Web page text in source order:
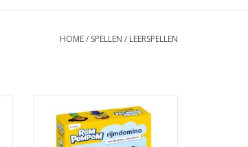
HOME/ SPELLEN / LEERSPELLEN
TOEVOEGEN AAN WINKELWAGEN